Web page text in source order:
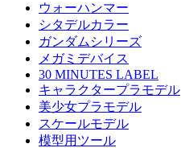
ウォーハンマー
シタデルカラー
ガンダムシリーズ
メガミデバイス
30 MINUTES LABEL
キャラクタープラモデル
美少女プラモデル
スケールモデル
模型用ツール